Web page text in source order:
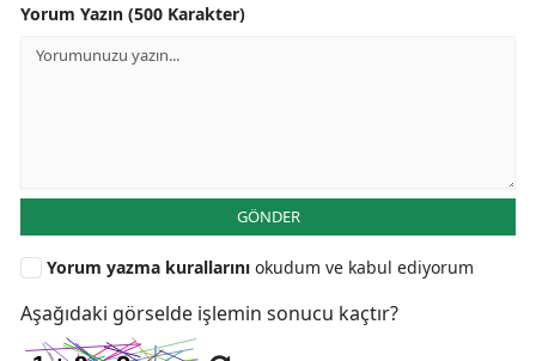
Yorum Yazın (500 Karakter)
GÖNDER
Yorum yazma kurallarını okudum ve kabul ediyorum
Aşağıdaki görselde işlemin sonucu kaçtır?